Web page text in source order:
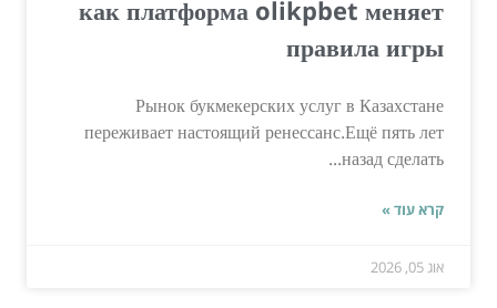
как платформа olikpbet меняет
правила игры
Рынок букмекерских услуг в Казахстане
переживает настоящий ренессанс.Ещё пять лет
назад сделать...
קרא עוד »
אוג 05, 2026